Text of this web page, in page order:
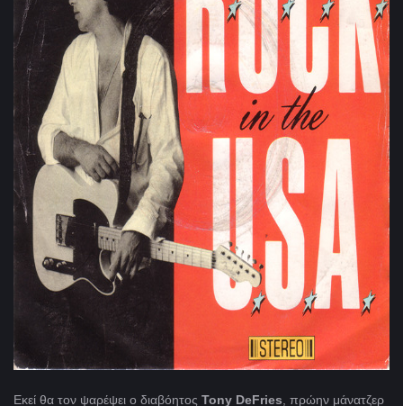
Εκεί θα τον ψαρέψει ο διαβόητος Tony DeFries, πρώην μάνατζερ